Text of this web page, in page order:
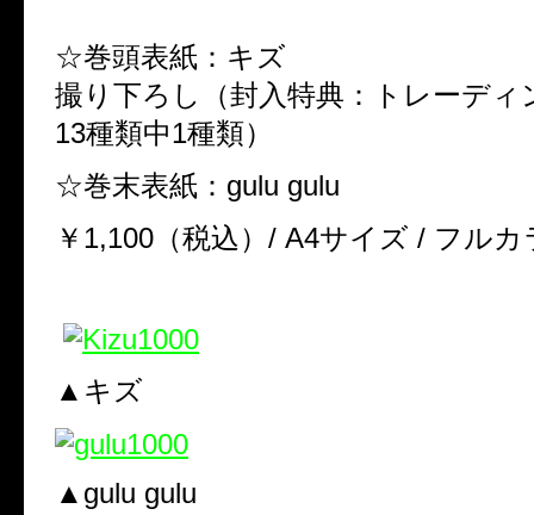
☆巻頭表紙：キズ
撮り下ろし（封入特典：トレーデ
13種類中1種類）
☆巻末表紙：gulu gulu
￥1,100（税込）/ A4サイズ / フルカ
▲キズ
▲gulu gulu